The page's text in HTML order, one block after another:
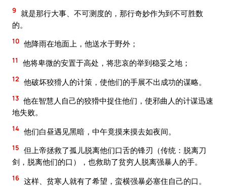
9 就是那行大事、不可测度的，那行奇妙作为到不可胜数
的。
10 他降雨在地面上，他送水于野外；
11 他将卑微的安置于高处，将悲哀的举到稳妥之地；
12 他破坏狡猾人的计策，使他们的手展不出成功的谋略。
13 他在智慧人自己的狡猾中捉住他们，使邪曲人的计谋迅速
地失败。
14 他们白昼遇见黑暗，中午竟摸来摸去如夜间。
15 但上帝拯救了孤儿脱离他们口舌的锋刃（传统：脱离刀
剑，脱离他们的口），也救助了贫穷人脱离强暴人的手。
16 这样、贫寒人就有了希望，蛮横强暴必塞住自己的口。